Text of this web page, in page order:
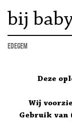
bij
Edegem
Deze
Wij
Gebruik